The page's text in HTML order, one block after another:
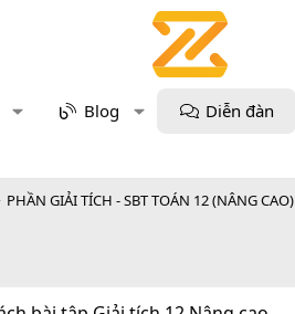
Blog Diễn đàn
PHẦN GIẢI TÍCH - SBT TOÁN 12 (NÂNG CAO)